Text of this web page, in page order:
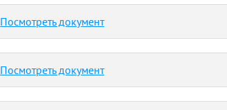
Посмотреть документ
Посмотреть документ